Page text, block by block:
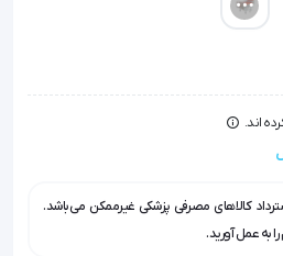
کالاهای مصرفی پزشکی غیرممکن می‌باشد.
به عمل آورید.